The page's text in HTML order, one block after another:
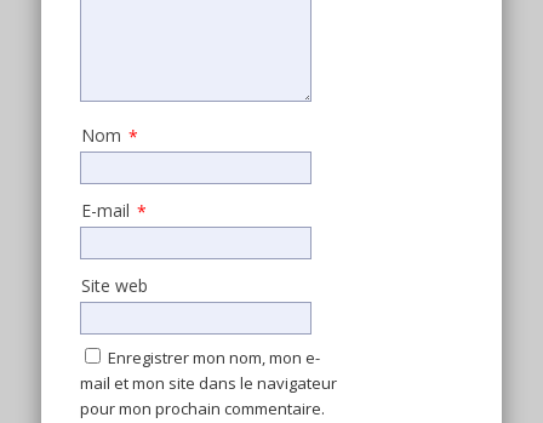
Nom *
E-mail *
Site web
Enregistrer mon nom, mon e-
mail et mon site dans le navigateur
pour mon prochain commentaire.